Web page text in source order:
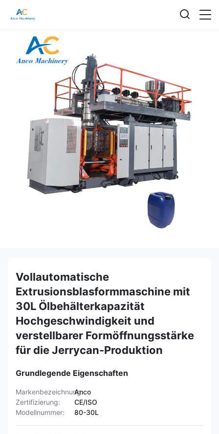
Vollautomatische
Extrusionsblasformmaschine mit
30L Ölbehälterkapazität
Hochgeschwindigkeit und
verstellbarer Formöffnungsstärke
für die Jerrycan-Produktion
Grundlegende Eigenschaften
Markenbezeichnung:Anco
Zertifizierung:
CE/ISO
Modellnummer:
80-30L